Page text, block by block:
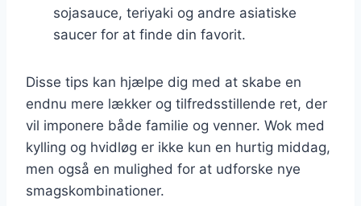
sojasauce, teriyaki og andre asiatiske
saucer for at finde din favorit.
Disse tips kan hjælpe dig med at skabe en
endnu mere lækker og tilfredsstillende ret, der
vil imponere både familie og venner. Wok med
kylling og hvidløg er ikke kun en hurtig middag,
men også en mulighed for at udforske nye
smagskombinationer.